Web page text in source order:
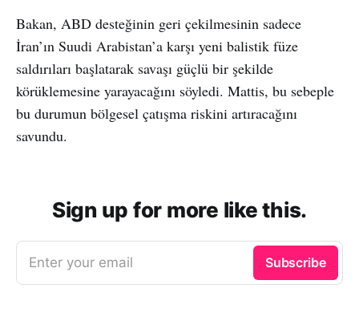
Bakan, ABD desteğinin geri çekilmesinin sadece
İran’ın Suudi Arabistan’a karşı yeni balistik füze
saldırıları başlatarak savaşı güçlü bir şekilde
körüklemesine yarayacağını söyledi. Mattis, bu sebeple
bu durumun bölgesel çatışma riskini artıracağını
savundu.
Sign up for more like this.
Enter your email Subscribe